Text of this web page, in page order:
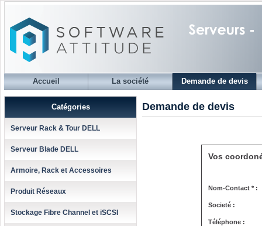
Accueil La société Demande de devis
Catégories
Serveur Rack & Tour DELL
Serveur Blade DELL
Armoire, Rack et Accessoires
Produit Réseaux
Stockage Fibre Channel et iSCSI
Demande de devis
Vos
Nom-Contact * :
Societé :
Téléphone :